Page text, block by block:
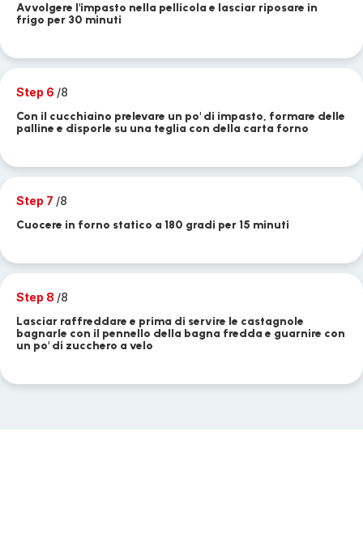
Avvolgere l'impasto nella pellicola e lasciar riposare in
frigo per 30 minuti
Step 6 /8
Con il cucchiaino prelevare un po' di impasto, formare delle
palline e disporle su una teglia con della carta forno
Step 7 /8
Cuocere in forno statico a 180 gradi per 15 minuti
Step 8 /8
Lasciar raffreddare e prima di servire le castagnole
bagnarle con il pennello della bagna fredda e guarnire con
un po' di zucchero a velo